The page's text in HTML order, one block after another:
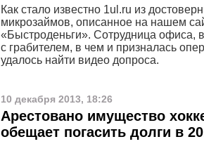
Как стало известно 1ul.ru из
микрозаймов, описанное на нашем
«Быстроденьги». Сотрудница офиса,
с грабителем, в чем и призналась
удалось найти видео допроса.
10 декабря 2013, 18:26
Арестовано имущество
обещает погасить долги в